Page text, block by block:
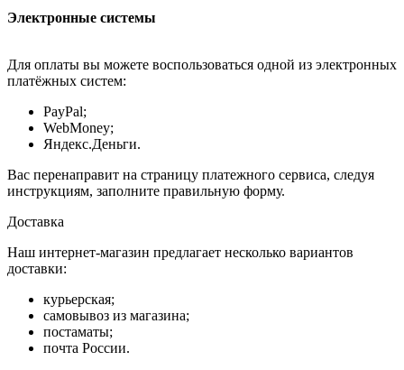
Электронные системы
Для оплаты вы можете воспользоваться одной из электронных
платёжных систем:
PayPal;
WebMoney;
Яндекс.Деньги.
Вас перенаправит на страницу платежного сервиса, следуя
инструкциям, заполните правильную форму.
Доставка
Наш интернет-магазин предлагает несколько вариантов
доставки:
курьерская;
самовывоз из магазина;
постаматы;
почта России.